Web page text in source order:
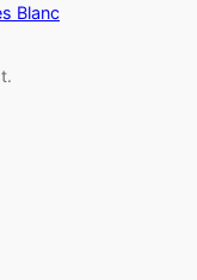
Blanc